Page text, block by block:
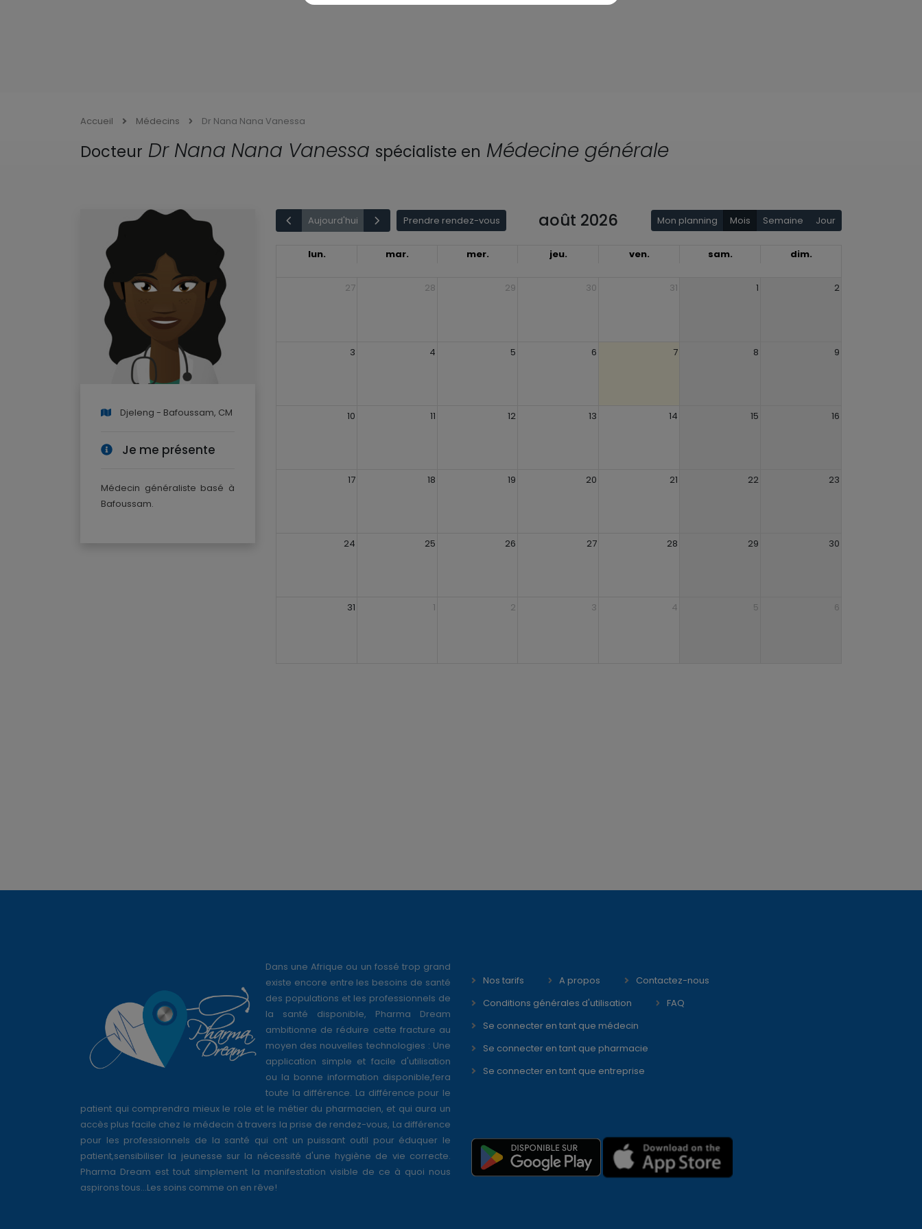
Accueil Médecins Dr Nana Nana Vanessa
Docteur Dr Nana Nana Vanessa spécialiste en Médecine générale
Djeleng - Bafoussam, CM
Je me présente
Médecin généraliste basé à
Bafoussam.
Aujourd'hui Prendre rendez-vous août 2026 Mon planning Mois Semaine Jour
lun. mar. mer. jeu. ven. sam. dim.
27 28 29 30 31 1 2
3 4 5 6 7 8 9
10 11 12 13 14 15 16
17 18 19 20 21 22 23
24 25 26 27 28 29 30
31 1 2 3 4 5 6
Dans une Afrique ou un fossé trop grand
existe encore entre les besoins de santé
des populations et les professionnels de
la santé disponible, Pharma Dream
ambitionne de réduire cette fracture au
moyen des nouvelles technologies : Une
application simple et facile d'utilisation
ou la bonne information disponible,fera
toute la différence. La différence pour le
patient qui comprendra mieux le role et le métier du pharmacien, et qui aura un
accès plus facile chez le médecin à travers la prise de rendez-vous, La différence
pour les professionnels de la santé qui ont un puissant outil pour éduquer le
patient,sensibiliser la jeunesse sur la nécessité d'une hygiène de vie correcte.
Pharma Dream est tout simplement la manifestation visible de ce à quoi nous
aspirons tous...Les soins comme on en rêve!
Nos tarifs A propos
Contactez-nous
Conditions générales d'utilisation
FAQ
Se connecter en tant que médecin
Se connecter en tant que pharmacie
Se connecter en tant que entreprise